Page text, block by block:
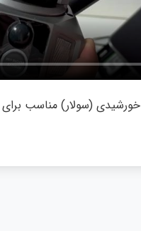
خورشیدی (سولار) مناسب